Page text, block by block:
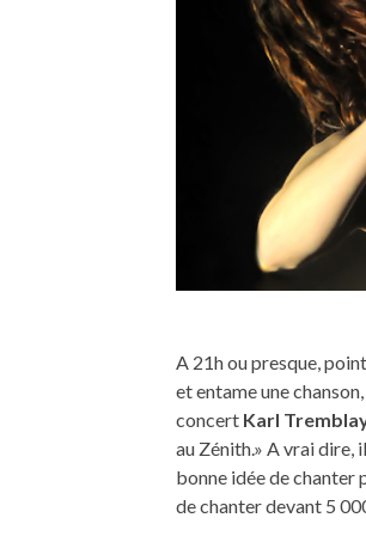
A 21h ou presque,
et entame une
concert Karl
au Zénith.» A vrai dire,
bonne idée de chanter
de chanter devant 5